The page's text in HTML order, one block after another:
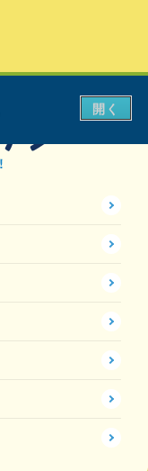
開く